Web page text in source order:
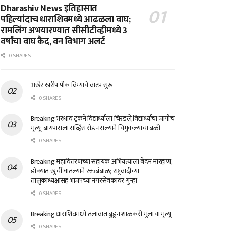
Dharashiv News इतिहासात
पहिल्यांदाच धाराशिवमध्ये आढळला वाघ;
रामलिंग अभयारण्यात सीसीटीव्हीमध्ये 3
वर्षांचा वाघ कैद, वन विभाग अलर्ट
0 SHARES
अखेर खरीप पीक विम्याचे वाटप सुरू
0 SHARES
Breaking भरधाव ट्रकने विद्यार्थ्याला चिरडले,विद्यार्थ्याचा जागीच
मृत्यू; बायपासला सर्व्हिस रोड नसल्याने चिमुकल्याचा बळी
0 SHARES
Breaking महावितरणच्या सहायक अभियंत्याला बेदम मारहाण,
डोक्यात खुर्ची घातल्याने रक्तबंबाळ; राष्ट्रवादीच्या
तालुकाध्यक्षासह भाजपच्या नगरसेवकांवर गुन्हा
0 SHARES
Breaking धाराशिवमध्ये तलावात बुडून शाळकरी मुलाचा मृत्यू
0 SHARES